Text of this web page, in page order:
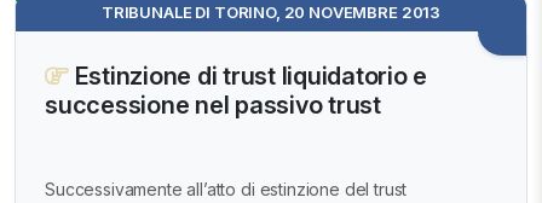
TRIBUNALE DI TORINO, 20 NOVEMBRE 2013
Estinzione di trust liquidatorio e
successione nel passivo trust
Successivamente all’atto di estinzione del trust